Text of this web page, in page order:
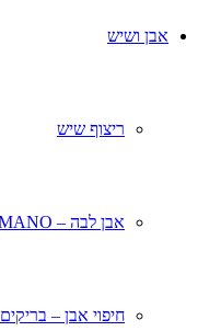
אבן ושיש
ריצוף שיש
אבן לבה – MADE A MANO
חיפוי אבן – בריקים